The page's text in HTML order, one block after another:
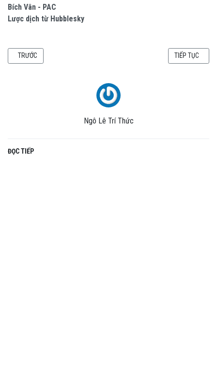
Ngô Lê Trí Thức
ĐỌC TIẾP
Bích Vân - PAC
Lược dịch từ Hubblesky
BÀI VIẾT TRƯỚC: GIÁNG SINH VÀ NĂM MỚI CÓ GÌ?
TRƯỚC BÀI VIẾT KẾ
TIẾP TỤC